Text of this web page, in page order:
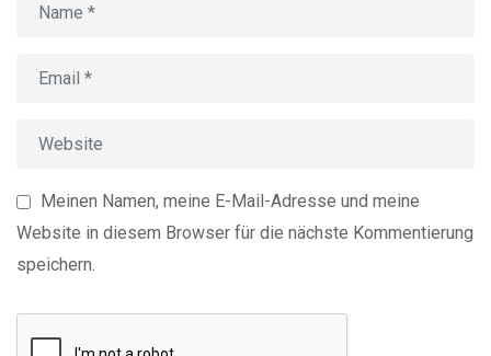
Meinen Namen, meine E-Mail-Adresse und meine
Website in diesem Browser für die nächste Kommentierung
speichern.